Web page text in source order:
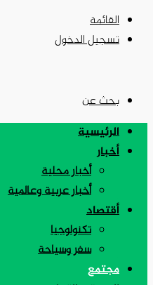
القائمة
تسجيل الدخول
بحث عن
الرئيسية
أخبار
أخبار محلية
أخبار عربية وعالمية
أقتصاد
تكنولوجيا
سفر وسياحة
مجتمع